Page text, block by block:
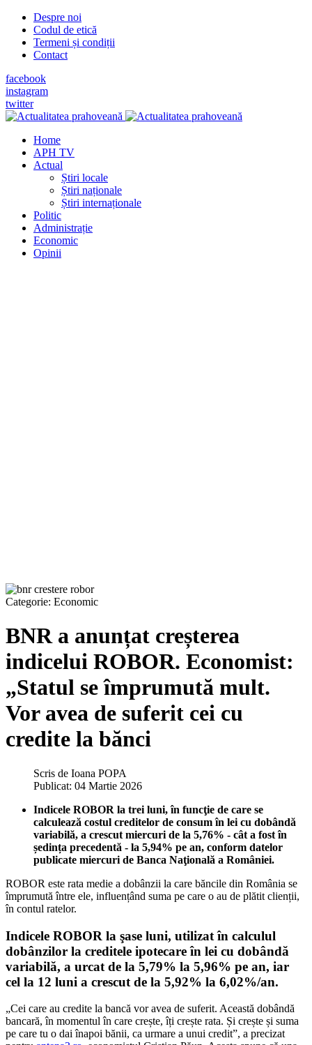
Despre noi
Codul de etică
Termeni și condiții
Contact
facebook
instagram
twitter
Home
APH TV
Actual
Știri locale
Știri naționale
Știri internaționale
Politic
Administrație
Economic
Opinii
Categorie: Economic
BNR a anunțat creșterea
indicelui ROBOR. Economist:
„Statul se împrumută mult.
Vor avea de suferit cei cu
credite la bănci
Scris de Ioana POPA
Publicat: 04 Martie 2026
Indicele ROBOR la trei luni, în funcţie de care se
calculează costul creditelor de consum în lei cu dobândă
variabilă, a crescut miercuri de la 5,76% - cât a fost în
ședința precedentă - la 5,94% pe an, conform datelor
publicate miercuri de Banca Naţională a României.
ROBOR este rata medie a dobânzii la care băncile din România se
împrumută între ele, influențând suma pe care o au de plătit clienții,
în contul ratelor.
Indicele ROBOR la şase luni, utilizat în calculul
dobânzilor la creditele ipotecare în lei cu dobândă
variabilă, a urcat de la 5,79% la 5,96% pe an, iar
cel la 12 luni a crescut de la 5,92% la 6,02%/an.
„Cei care au credite la bancă vor avea de suferit. Această dobândă
bancară, în momentul în care crește, îți crește rata. Și crește și suma
pe care tu o dai înapoi bănii, ca urmare a unui credit”, a precizat